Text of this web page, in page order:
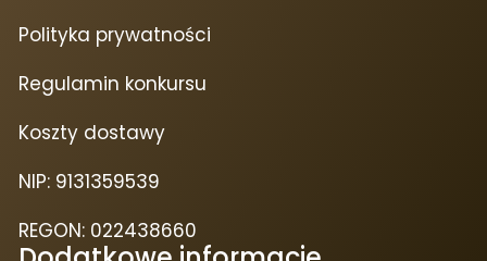
Polityka prywatności
Regulamin konkursu
Koszty dostawy
NIP: 9131359539
REGON: 022438660